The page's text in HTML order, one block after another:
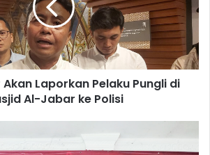
Laporkan Pelaku Pungli di
Al-Jabar ke Polisi